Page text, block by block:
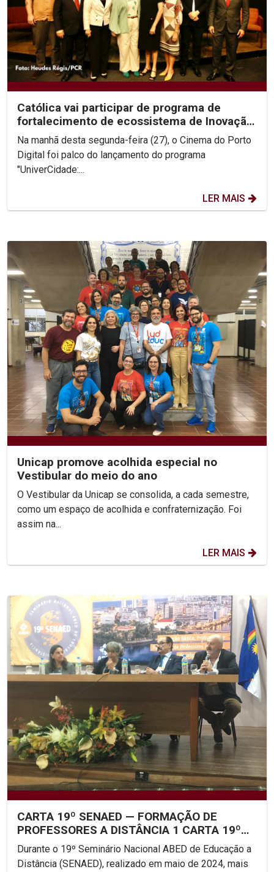
Católica vai participar de programa de
fortalecimento de ecossistema de Inovação
do Recife
Na manhã desta segunda-feira (27), o Cinema do Porto
Digital foi palco do lançamento do programa
"UniverCidade:...
LER MAIS
Unicap promove acolhida especial no
Vestibular do meio do ano
O Vestibular da Unicap se consolida, a cada semestre,
como um espaço de acolhida e confraternização. Foi
assim na...
LER MAIS
CARTA 19º SENAED — FORMAÇÃO DE
PROFESSORES A DISTÂNCIA 1 CARTA 19º
SENAED: FORMAÇÃO DE...
Durante o 19º Seminário Nacional ABED de Educação a
Distância (SENAED), realizado em maio de 2024, mais